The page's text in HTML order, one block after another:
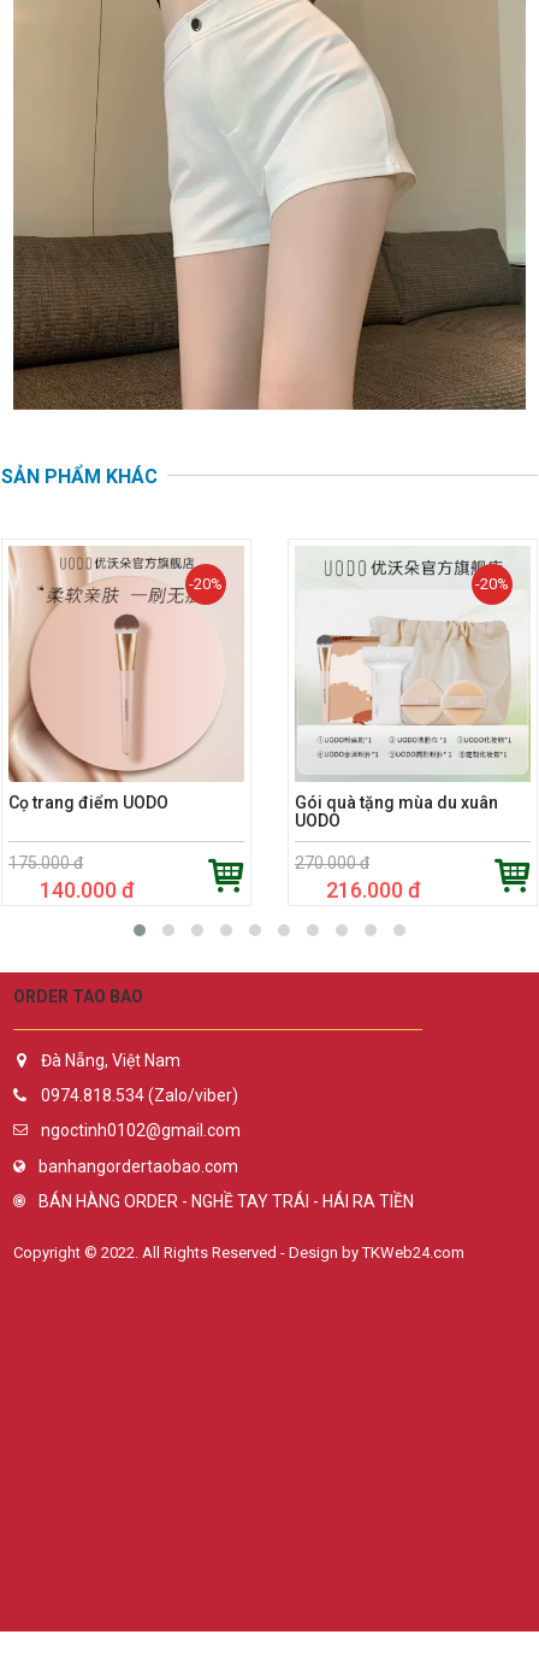
SẢN PHẨM KHÁC
-20%
Cọ trang điểm UODO
175.000 đ
140.000 đ
-20%
Gói quà tặng mùa du xuân
UODO
270.000 đ
216.000 đ
ORDER TAO BAO
Đà Nẵng, Việt Nam
0974.818.534 (Zalo/viber)
ngoctinh0102@gmail.com
banhangordertaobao.com
BÁN HÀNG ORDER - NGHỀ TAY TRÁI - HÁI RA TIỀN
Copyright © 2022. All Rights Reserved - Design by TKWeb24.com